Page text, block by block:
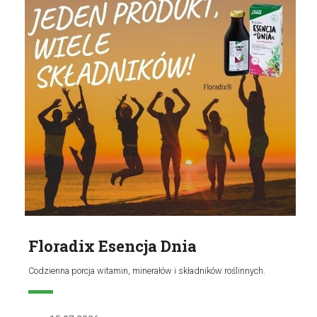
Floradix Esencja Dnia
Codzienna porcja witamin, minerałów i składników roślinnych.